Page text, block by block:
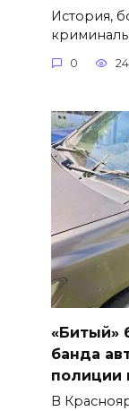
История,
0 24
«Битый»
банда
полиции
В